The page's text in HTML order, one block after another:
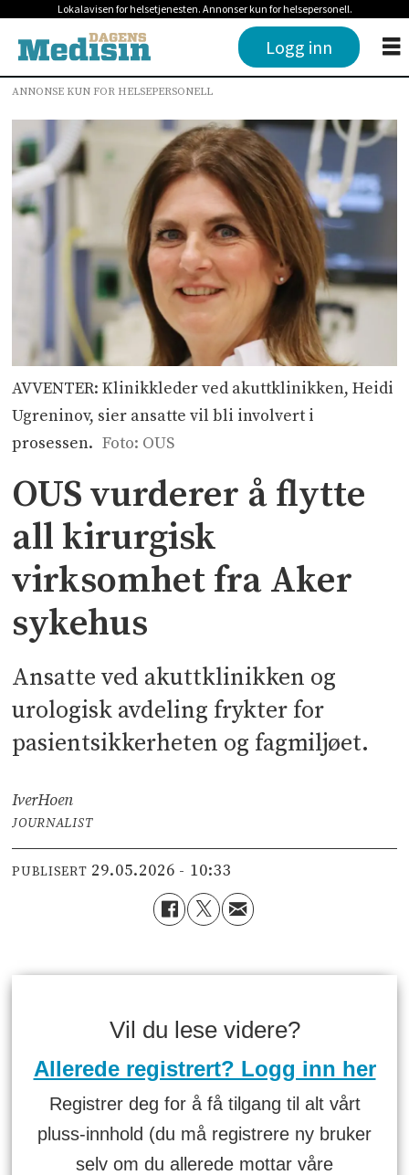
Lokalavisen for helsetjenesten. Annonser kun for helsepersonell.
Logg inn
ANNONSE KUN FOR HELSEPERSONELL
AVVENTER: Klinikkleder ved akuttklinikken, Heidi
Ugreninov, sier ansatte vil bli involvert i
prosessen. Foto: OUS
OUS vurderer å flytte
all kirurgisk
virksomhet fra Aker
sykehus
Ansatte ved akuttklinikken og
urologisk avdeling frykter for
pasientsikkerheten og fagmiljøet.
IverHoen
JOURNALIST
PUBLISERT 29.05.2026 - 10:33
Vil du lese videre?
Allerede registrert? Logg inn her
Registrer deg for å få tilgang til alt vårt
pluss-innhold (du må registrere ny bruker
selv om du allerede mottar våre